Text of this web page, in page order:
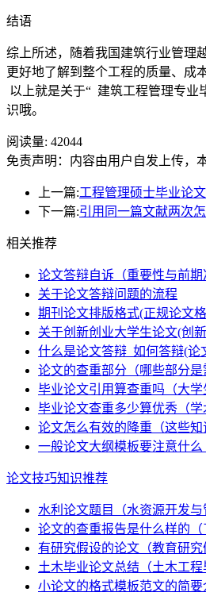
结语
综上所述，随着我国建筑行业管理
更好地了解到整个工程的质量、成
以上就是关于“ 建筑工程管理专业
识哦。
阅读量: 42044
免责声明：内容由用户自发上传，
上一篇:工程管理硕士毕业论
下一篇:引用同一篇文献两次
相关推荐
论文答辩自诉（重要性与前期
关于论文答辩问题的流程
期刊论文排版格式(正规论文
关于创新创业大学生论文(创
什么是论文答辩_如何答辩(
论文的查重部分（哪些部分是
毕业论文引用算查重吗（大学
毕业论文查重多少算优秀（学
论文怎么有效的降重（这些知
一般论文大纲模板要注意什
论文技巧知识推荐
水利论文题目（水资源开发与
论文的查重报告是什么样的（
有研究假设的论文（教育研究
土木毕业论文总结（土木工程
小论文的格式模板范文的简要